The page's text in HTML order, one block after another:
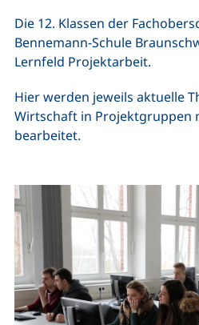
Die 12. Klassen der
Bennemann-Schule
Lernfeld Projektarbeit.
Hier werden jeweils aktuelle
Wirtschaft in Projektgruppen
bearbeitet.